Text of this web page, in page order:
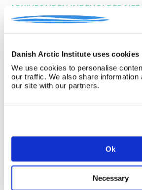
Danish Arctic Institute uses cookies
We use cookies to personalise
our traffic. We also share information
our site with our partners.
Ok
Necessary
ARKIVFONDEN INDEHOLDER
Pakke
Løbe
Enheds
1
1
Skitse
i
G0274.